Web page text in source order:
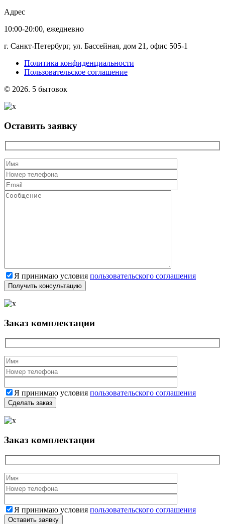
Адрес
10:00-20:00, ежедневно
г. Санкт-Петербург, ул. Бассейная, дом 21, офис 505-1
Политика конфиденциальности
Пользовательское соглашение
© 2026. 5 бытовок
Оставить заявку
Я принимаю условия пользовательского соглашения
Заказ комплектации
Я принимаю условия пользовательского соглашения
Заказ комплектации
Я принимаю условия пользовательского соглашения